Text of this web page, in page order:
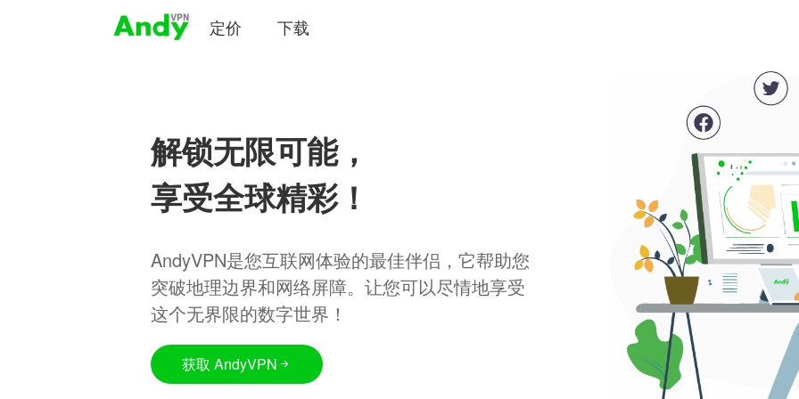
定价 下载
解锁无限可能，
享受全球精彩！
AndyVPN是您互联网体验的最佳伴侣，它帮助您
突破地理边界和网络屏障。让您可以尽情地享受
这个无界限的数字世界！
获取 AndyVPN